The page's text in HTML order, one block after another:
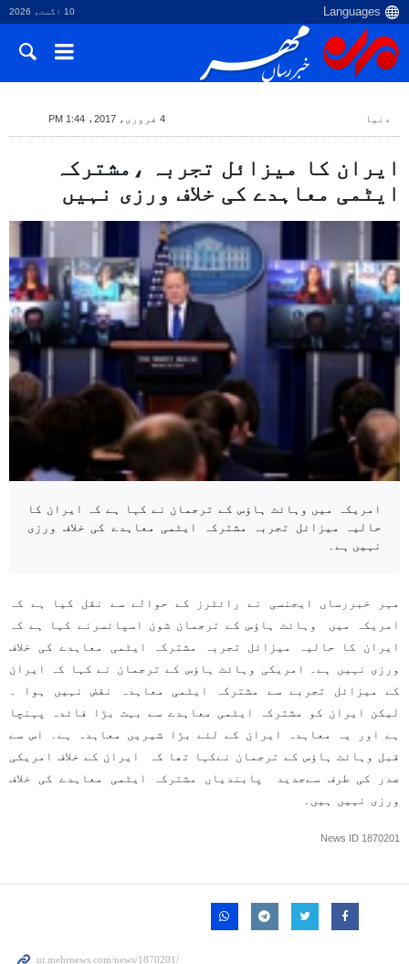
10 اگست، 2026
دنیا 4 فروری، 2017، 1:44 PM
ایران کا میزائل تجربہ ،مشترکہ
ایٹمی معاہدے کی خلاف ورزی نہیں
امریکہ میں وہائٹ ہاؤس کے ترجمان نے کہا ہے کہ ایران کا
حالیہ میزائل تجربہ مشترکہ ایٹمی معاہدے کی خلاف ورزی
نہیں ہے۔
مہر خبررساں ایجنسی نے رائٹرز کے حوالے سے نقل کیا ہے کہ
امریکہ میں وہائٹ ہاؤس کے ترجمان شون اسپائسرنے کہا ہے کہ
ایران کا حالیہ میزائل تجربہ مشترکہ ایٹمی معاہدے کی خلاف
ورزی نہیں ہے۔ امریکی وہائٹ ہاؤس کے ترجمان نے کہا کہ ایران
کے میزائل تجربے سے مشترکہ ایٹمی معاہدہ نقض نہیں ہوا ۔
لیکن ایران کو مشترکہ ایٹمی معاہدے سے بہت بڑا فائدہ پہنچا
ہے اور یہ معاہدہ ایران کے لئے بڑا شیریں معاہدہ ہے۔ اس سے
قبل وہائٹ ہاؤس کے ترجمان نےکہا تھا کہ ایران کے خلاف امریکی
صدر کی طرف سےجدید پابندیاں مشترکہ ایٹمی معاہدے کی خلاف
ورزی نہیں ہیں۔
News ID 1870201